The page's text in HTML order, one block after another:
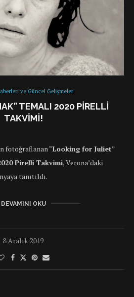
ve Güncel Gelişmeler
TEMALI 2020 PIRELLI
TAKVIMI!
fotoğraflanan “Looking for Juliet”
Pirelli Takvimi, Verona’daki
tanıtıldı.
DEVAMINI OKU
8 Aralık 2019